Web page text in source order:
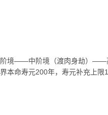
阶境——中阶境（渡肉身劫）
本命寿元200年，寿元补充上